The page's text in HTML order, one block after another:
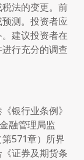
法的变更。前
测。投资者应
建议投资者在
行充分的调查
银行业条例》
融管理局监
571章）所界
证券及期货条